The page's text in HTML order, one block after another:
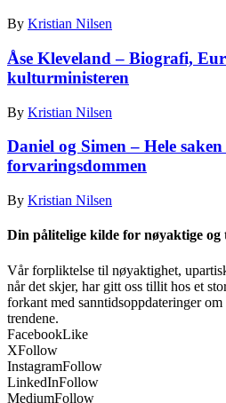
By Kristian Nilsen
Åse Kleveland – Biografi,
kulturministeren
By Kristian Nilsen
Daniel og Simen – Hele
forvaringsdommen
By Kristian Nilsen
Din pålitelige kilde for nøyaktige
Vår forpliktelse til nøyaktighet,
når det skjer, har gitt oss tillit hos et
forkant med sanntidsoppdateringer om
trendene.
FacebookLike
XFollow
InstagramFollow
LinkedInFollow
MediumFollow